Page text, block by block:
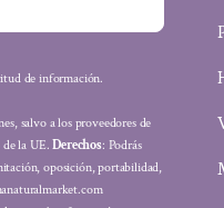
de información.
salvo a los proveedores de
de la UE.Derechos: Podrás
oposición, portabilidad,